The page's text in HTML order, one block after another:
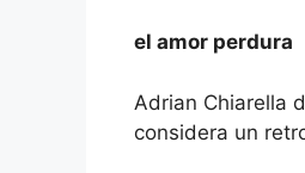
el amor perdura
Adrian Chiarella
considera un